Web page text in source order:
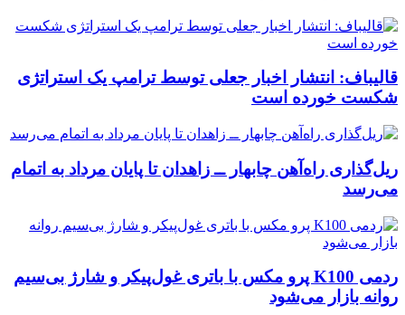
قالیباف: انتشار اخبار جعلی توسط ترامپ یک استراتژی
شکست خورده است
ریل‌گذاری راه‌آهن چابهار ــ زاهدان تا پایان مرداد به اتمام
می‌رسد
ردمی K100 پرو مکس با باتری غول‌پیکر و شارژ بی‌سیم
روانه بازار می‌شود